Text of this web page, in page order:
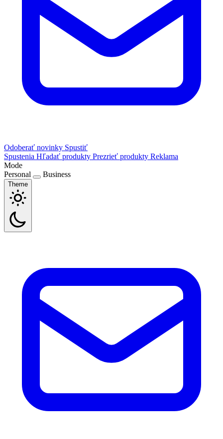
Odoberať novinky Spustiť
Spustenia Hľadať produkty Prezrieť produkty Reklama
Mode
Personal
Business
Theme